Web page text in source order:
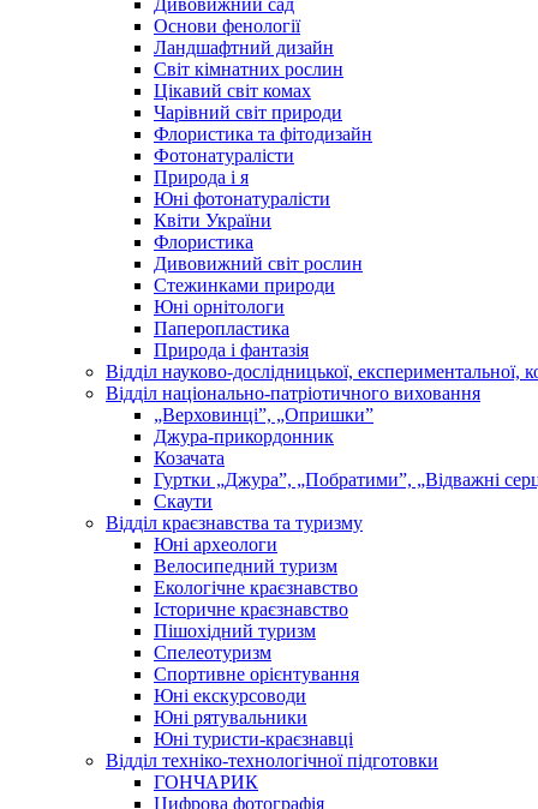
Дивовижний сад
Основи фенології
Ландшафтний дизайн
Світ кімнатних рослин
Цікавий світ комах
Чарівний світ природи
Флористика та фітодизайн
Фотонатуралісти
Природа і я
Юні фотонатуралісти
Квіти України
Флористика
Дивовижний світ рослин
Стежинками природи
Юні орнітологи
Паперопластика
Природа і фантазія
Відділ науково-дослідницької, експериментальної,
Відділ національно-патріотичного виховання
„Верховинці”, „Опришки”
Джура-прикордонник
Козачата
Гуртки „Джура”, „Побратими”, „Відважні
Скаути
Відділ краєзнавства та туризму
Юні археологи
Велосипедний туризм
Екологічне краєзнавство
Історичне краєзнавство
Пішохідний туризм
Спелеотуризм
Спортивне орієнтування
Юні екскурсоводи
Юні рятувальники
Юні туристи-краєзнавці
Відділ техніко-технологічної підготовки
ГОНЧАРИК
Цифрова фотографія